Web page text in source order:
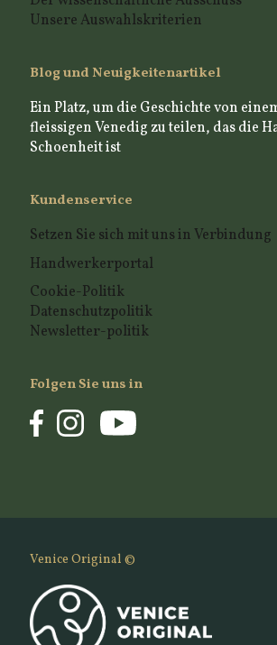
Unsere Auswahlskriterien
Blog und Neuigkeitenartikel
Ein Platz, um die Geschichte von
fleissigen Venedig zu teilen, das die
Schoenheit ist
Kundenservice
Setzen Sie sich mit uns in Verbindung
Handwerkerportal
Cookie-Politik
Datenschutzpolitik
Newsletter-politik
Folgen Sie uns in
Venice Original ©